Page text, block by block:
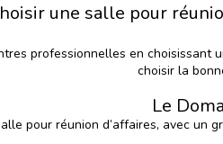
une salle pour
professionnelles en choisissant
choisir la
Le
pour réunion d’affaires, avec un